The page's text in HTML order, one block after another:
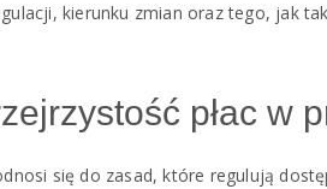
kierunku zmian oraz tego, jak
płac w
się do zasad, które regulują